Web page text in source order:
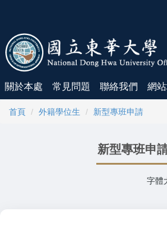
主
要
內
區
關於本處 常見問題 聯絡我們 網
首頁 外籍學位生 新型專班申請
新型專班申
字體